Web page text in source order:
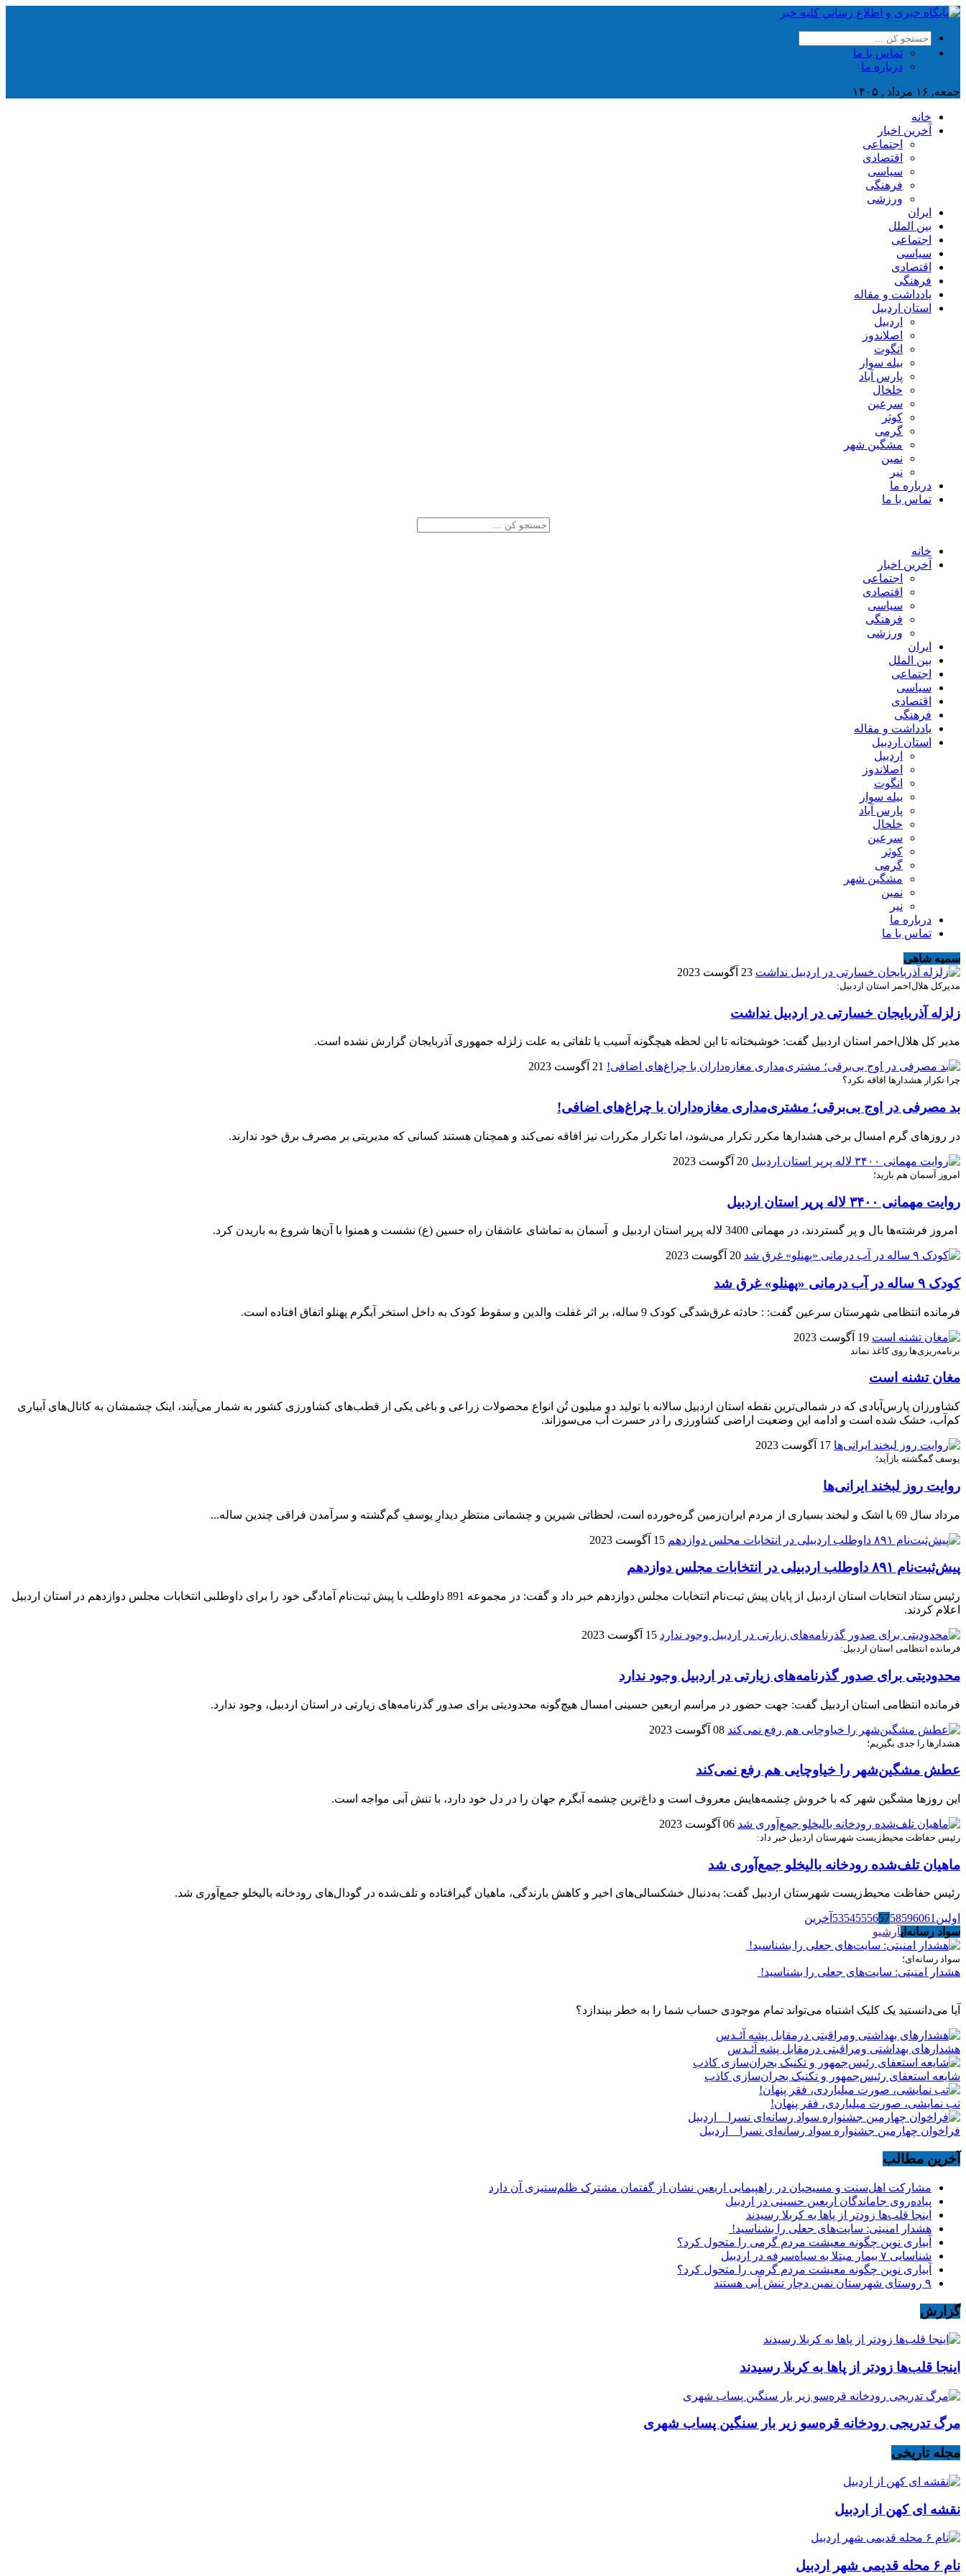
تماس با ما
درباره ما
جمعه, ۱۶ مرداد , ۱۴۰۵
خانه
آخرین اخبار
اجتماعی
اقتصادی
سیاسی
فرهنگی
ورزشی
ایران
بین الملل
اجتماعی
سیاسی
اقتصادی
فرهنگی
یادداشت و مقاله
استان اردبیل
اردبیل
اصلاندوز
انگوت
بیله سوار
پارس آباد
خلخال
سرعین
کوثر
گرمی
مشگین شهر
نمین
نیر
درباره ما
تماس با ما
خانه
آخرین اخبار
اجتماعی
اقتصادی
سیاسی
فرهنگی
ورزشی
ایران
بین الملل
اجتماعی
سیاسی
اقتصادی
فرهنگی
یادداشت و مقاله
استان اردبیل
اردبیل
اصلاندوز
انگوت
بیله سوار
پارس آباد
خلخال
سرعین
کوثر
گرمی
مشگین شهر
نمین
نیر
درباره ما
تماس با ما
سمیه شاهی
23 آگوست 2023
مدیرکل هلال‌احمر استان اردبیل:
زلزله آذربایجان خسارتی در اردبیل نداشت
مدیر کل هلال‌احمر استان اردبیل گفت: خوشبختانه تا این لحظه هیچگونه آسیب یا تلفاتی به علت زلزله جمهوری آذربایجان گزارش نشده است.
21 آگوست 2023
چرا تکرار هشدارها افاقه نکرد؟
بد مصرفی در اوج بی‌برقی؛ مشتری‌مداری مغازه‌داران با چراغ‌های اضافی!
در روزهای گرم امسال برخی هشدارها مکرر تکرار می‌شود، اما تکرار مکررات نیز افاقه نمی‌کند و همچنان هستند کسانی که مدیریتی بر مصرف برق خود ندارند.
20 آگوست 2023
امروز آسمان هم بارید؛
روایت مهمانی ۳۴۰۰ لاله پرپر استان اردبیل
امروز فرشته‌ها بال و پر گستردند، در مهمانی 3400 لاله پرپر استان اردبیل و آسمان به تماشای عاشقان راه حسین (ع) نشست و همنوا با آن‌ها شروع به باریدن کرد.
20 آگوست 2023
کودک ۹ ساله در آب درمانی «پهنلو» غرق شد
فرمانده انتظامی شهرستان سرعین گفت: : حادثه غرق‌شدگی کودک 9 ساله، بر اثر غفلت والدین و سقوط کودک به داخل استخر آبگرم پهنلو اتفاق افتاده است.
19 آگوست 2023
برنامه‌ریزی‌ها روی کاغذ نماند
مغان تشنه است
کشاورزان پارس‌آبادی که در شمالی‌ترین نقطه استان اردبیل سالانه با تولید دو میلیون تُن انواع محصولات زراعی و باغی یکی از قطب‌های کشاورزی کشور به شمار می‌آیند، اینک چشمشان به کانال‌های آبیاری
کم‌آب، خشک شده است و ادامه این وضعیت اراضی کشاورزی را در حسرت آب می‌سوزاند.
17 آگوست 2023
یوسف گمگشته بازآید؛
روایت روز لبخند ایرانی‌ها
مرداد سال 69 با اشک و لبخند بسیاری از مردم ایران‌زمین گره‌خورده است، لحظاتی شیرین و چشمانی منتظرِ دیدارِ یوسفِ گم‌گشته و سرآمدن فراقی چندین ساله...
15 آگوست 2023
پیش‌ثبت‌نام ۸۹۱ داوطلب اردبیلی در انتخابات مجلس دوازدهم
رئیس ستاد انتخابات استان اردبیل از پایان پیش ثبت‌نام انتخابات مجلس دوازدهم خبر داد و گفت: در مجموعه 891 داوطلب با پیش ثبت‌نام آمادگی خود را برای داوطلبی انتخابات مجلس دوازدهم در استان اردبیل
اعلام کردند.
15 آگوست 2023
فرمانده انتظامی استان اردبیل:
محدودیتی برای صدور گذرنامه‌های زیارتی در اردبیل وجود ندارد
فرمانده انتظامی استان اردبیل گفت: جهت حضور در مراسم اربعین حسینی امسال هیچ‌گونه محدودیتی برای صدور گذرنامه‌های زیارتی در استان اردبیل، وجود ندارد.
08 آگوست 2023
هشدارها را جدی بگیریم؛
عطش مشگین‌شهر را خیاوچایی هم رفع نمی‌کند
این روزها مشگین شهر که با خروش چشمه‌هایش معروف است و داغ‌ترین چشمه آبگرم جهان را در دل خود دارد، با تنش آبی مواجه است.
06 آگوست 2023
رئیس حفاظت محیط‌زیست شهرستان اردبیل خبر داد:
ماهیان تلف‌شده رودخانه بالیخلو جمع‌آوری شد
رئیس حفاظت محیط‌زیست شهرستان اردبیل گفت: به‌دنبال خشکسالی‌های اخیر و کاهش بارندگی، ماهیان گیرافتاده و تلف‌شده در گودال‌های رودخانه بالیخلو جمع‌آوری شد.
اولین 535455565758596061
آخرین
سواد رسانه‌ایآرشیو
سواد رسانه‌ای؛
هشدار امنیتی: سایت‌های جعلی را بشناسید!
آیا می‌دانستید یک کلیک اشتباه می‌تواند تمام موجودی حساب شما را به خطر بیندازد؟
هشدارهاى بهداشتى ومراقبتى درمقابل پشه آئـدس
شایعه استعفای رئیس‌جمهور و تکنیک بحران‌سازی کاذب
تب نمایشی، صورت میلیاردی، فقر پنهان!
فراخوان چهارمین جشنواره سواد رسانه‌ای نسرا _ اردبیل
آخرین مطالب
مشارکت اهل‌سنت و مسیحیان در راهپیمایی اربعین نشان از گفتمان مشترک ظلم‌ستیزی آن دارد
پیاده‌روی جاماندگان اربعین حسینی در اردبیل
اینجا قلب‌ها زودتر از پاها به کربلا رسیدند
هشدار امنیتی: سایت‌های جعلی را بشناسید!
آبیاری نوین چگونه معیشت مردم گرمی را متحول کرد؟
شناسایی ۷ بیمار مبتلا به سیاه‌سرفه در اردبیل
آبیاری نوین چگونه معیشت مردم گرمی را متحول کرد؟
۹ روستای شهرستان نمین دچار تنش آبی هستند
گزارش
اینجا قلب‌ها زودتر از پاها به کربلا رسیدند
مرگ تدریجی رودخانه قره‌سو زیر بار سنگین پساب شهری
مجله تاریخی
نقشه ای کهن از اردبیل
نام ۶ محله قدیمی شهر اردبیل